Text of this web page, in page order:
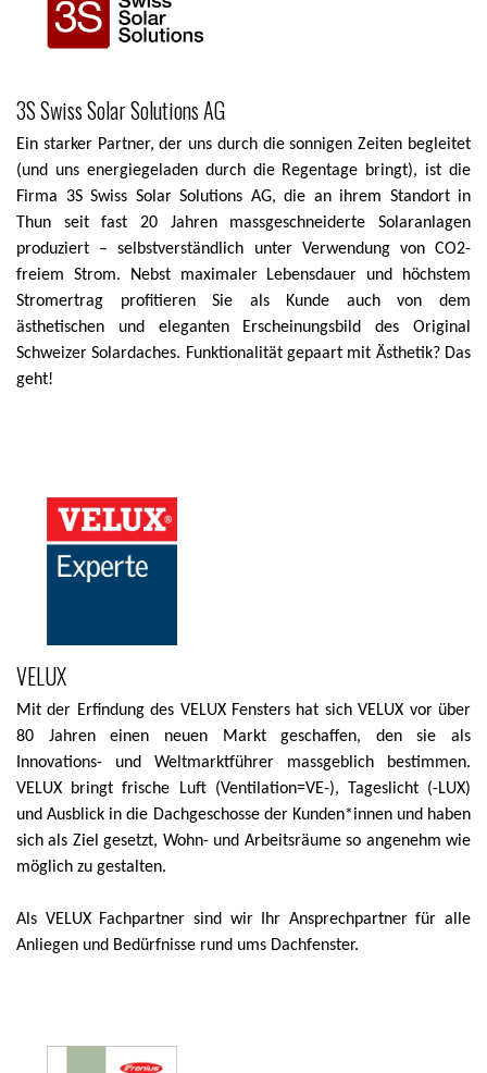
3S Swiss Solar Solutions AG
Ein starker Partner, der uns durch die sonnigen Zeiten begleitet
(und uns energiegeladen durch die Regentage bringt), ist die
Firma 3S Swiss Solar Solutions AG, die an ihrem Standort in
Thun seit fast 20 Jahren massgeschneiderte Solaranlagen
produziert – selbstverständlich unter Verwendung von CO2-
freiem Strom. Nebst maximaler Lebensdauer und höchstem
Stromertrag profitieren Sie als Kunde auch von dem
ästhetischen und eleganten Erscheinungsbild des Original
Schweizer Solardaches. Funktionalität gepaart mit Ästhetik? Das
geht!
VELUX
Mit der Erfindung des VELUX Fensters hat sich VELUX vor über
80 Jahren einen neuen Markt geschaffen, den sie als
Innovations- und Weltmarktführer massgeblich bestimmen.
VELUX bringt frische Luft (Ventilation=VE-), Tageslicht (-LUX)
und Ausblick in die Dachgeschosse der Kunden*innen und haben
sich als Ziel gesetzt, Wohn- und Arbeitsräume so angenehm wie
möglich zu gestalten.
Als VELUX Fachpartner sind wir Ihr Ansprechpartner für alle
Anliegen und Bedürfnisse rund ums Dachfenster.